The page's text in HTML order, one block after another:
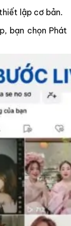
lập cơ bản.
bạn chọn Phát